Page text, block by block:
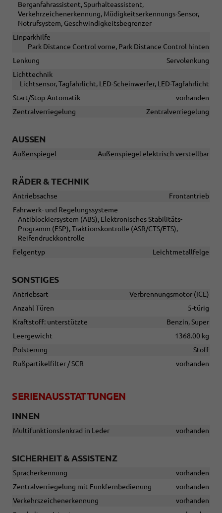
Berganfahrassistent, Spurhalteassistent,
Verkehrzeichenerkennung, Müdigkeitserkennungs-Sensor,
Notrufsystem, Geschwindigkeitsbegrenzer
Einparkhilfe
Park Distance Control vorne, Park Distance Control hinten
Lenkung
Servolenkung
Lichttechnik
Lichtsensor, Tagfahrlicht, LED-Scheinwerfer, LED-Tagfahrlicht
Start/Stop-Automatik
vorhanden
Zentralverriegelung
Zentralverriegelung
AUSSEN
Außenspiegel Außenspiegel elektrisch verstellbar
RÄDER & TECHNIK
Antriebsachse
Frontantrieb
Fahrwerk- und Regelungssysteme
Antiblockiersystem (ABS), Elektronisches Stabilitäts-
Programm (ESP), Traktionskontrolle (ASR/CTS/ETS),
Reifendruckkontrolle
Felgentyp
Leichtmetallfelge
SONSTIGES
Antriebsart
Verbrennungsmotor (ICE)
Anzahl Türen
5-türig
Kraftstoff: unterstützte
Benzin, Super
Leergewicht
1368.00 kg
Polsterung
Stoff
Rußpartikelfilter / SCR
vorhanden
SERIENAUSSTATTUNGEN
INNEN
Multifunktionslenkrad in Leder vorhanden
SICHERHEIT & ASSISTENZ
Spracherkennung
vorhanden
Zentralverriegelung mit Funkfernbedienung
vorhanden
Verkehrszeichenerkennung
vorhanden